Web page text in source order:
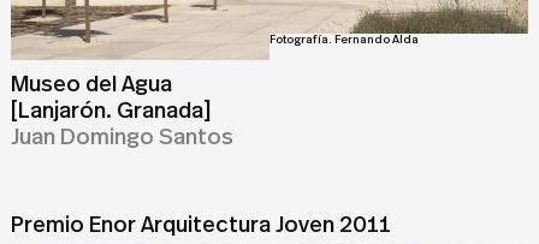
Museo del Agua
[Lanjarón. Granada]
Juan Domingo Santos
Fotografía. Fernando Alda
Premio Enor Arquitectura Joven 2011